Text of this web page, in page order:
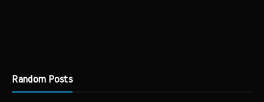
Random Posts